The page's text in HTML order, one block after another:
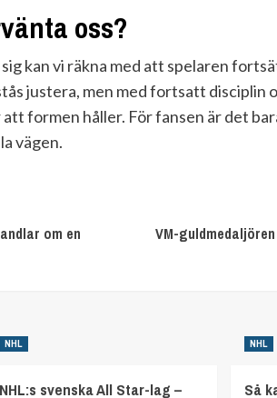
oss?
kan vi räkna med att spelaren
justera, men med fortsatt disciplin
formen håller. För fansen är det
vägen.
om en
VM-
NHL
NHL:s svenska All Star-lag –
NHL
Så